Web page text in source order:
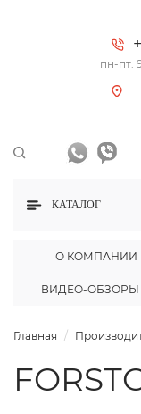
пн-пт:
КАТАЛОГ
О КОМПАНИИ
ВИДЕО-ОБЗОРЫ
Главная